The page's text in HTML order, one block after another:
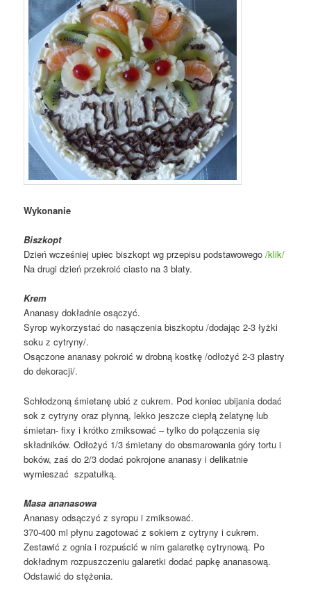
Wykonanie
Biszkopt
Dzień wcześniej upiec biszkopt wg przepisu podstawowego/klik/
Na drugi dzień przekroić ciasto na 3 blaty.
Krem
Ananasy dokładnie osączyć.
Syrop wykorzystać do nasączenia biszkoptu /dodając 2-3 łyżki
soku z cytryny/.
Osączone ananasy pokroić w drobną kostkę /odłożyć 2-3 plastry
do dekoracji/.
Schłodzoną śmietanę ubić z cukrem. Pod koniec ubijania dodać
sok z cytryny oraz płynną, lekko jeszcze ciepłą żelatynę lub
śmietan- fixy i krótko zmiksować – tylko do połączenia się
składników. Odłożyć 1/3 śmietany do obsmarowania góry tortu i
boków, zaś do 2/3 dodać pokrojone ananasy i delikatnie
wymieszać szpatułką.
Masa ananasowa
Ananasy odsączyć z syropu i zmiksować.
370-400 ml płynu zagotować z sokiem z cytryny i cukrem.
Zestawić z ognia i rozpuścić w nim galaretkę cytrynową. Po
dokładnym rozpuszczeniu galaretki dodać papkę ananasową.
Odstawić do stężenia.